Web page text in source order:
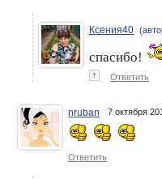
Ксения40
спасибо!
↑ Ответить
nruban 7 октября
Ответить